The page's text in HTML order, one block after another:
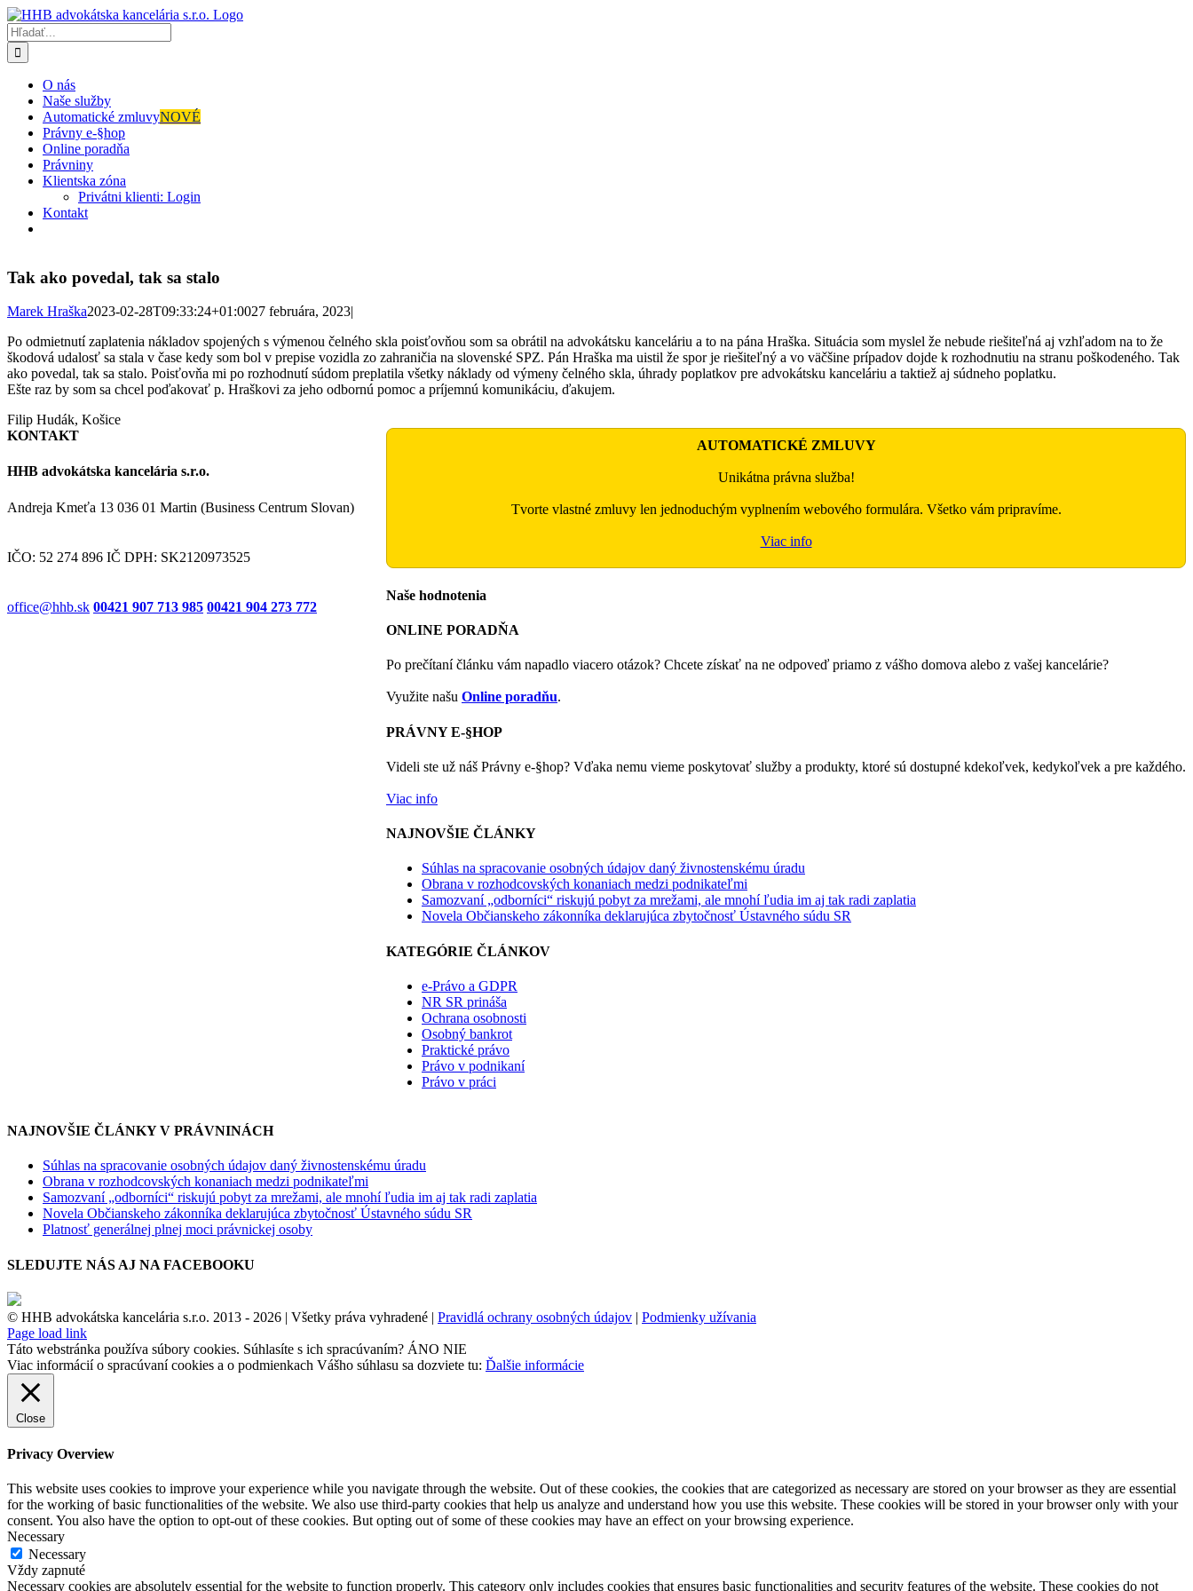
Skip
to
content
Hľadať:
O nás
Naše služby
Automatické zmluvyNOVÉ
Právny e-§hop
Online poradňa
Právniny
Klientska zóna
Privátni klienti: Login
Kontakt
Tak ako povedal, tak sa stalo
Marek Hraška2023-02-28T09:33:24+01:0027 februára, 2023|
Po odmietnutí zaplatenia nákladov spojených s výmenou čelného skla poisťovňou som sa obrátil na advokátsku kanceláriu a to na pána Hraška. Situácia som myslel že nebude riešiteľná aj vzhľadom na to že
škodová udalosť sa stala v čase kedy som bol v prepise vozidla zo zahraničia na slovenské SPZ. Pán Hraška ma uistil že spor je riešiteľný a vo väčšine prípadov dojde k rozhodnutiu na stranu poškodeného. Tak
ako povedal, tak sa stalo. Poisťovňa mi po rozhodnutí súdom preplatila všetky náklady od výmeny čelného skla, úhrady poplatkov pre advokátsku kanceláriu a taktiež aj súdneho poplatku.
Ešte raz by som sa chcel poďakovať p. Hraškovi za jeho odbornú pomoc a príjemnú komunikáciu, ďakujem.
Filip Hudák, Košice
AUTOMATICKÉ ZMLUVY
Unikátna právna služba!
Tvorte vlastné zmluvy len jednoduchým vyplnením webového formulára. Všetko vám pripravíme.
Viac info
Naše hodnotenia
ONLINE PORADŇA
Po prečítaní článku vám napadlo viacero otázok? Chcete získať na ne odpoveď priamo z vášho domova alebo z vašej kancelárie?
Využite našu Online poradňu.
PRÁVNY E-§HOP
Videli ste už náš Právny e-§hop? Vďaka nemu vieme poskytovať služby a produkty, ktoré sú dostupné kdekoľvek, kedykoľvek a pre každého.
Viac info
NAJNOVŠIE ČLÁNKY
Súhlas na spracovanie osobných údajov daný živnostenskému úradu
Obrana v rozhodcovských konaniach medzi podnikateľmi
Samozvaní „odborníci“ riskujú pobyt za mrežami, ale mnohí ľudia im aj tak radi zaplatia
Novela Občianskeho zákonníka deklarujúca zbytočnosť Ústavného súdu SR
KATEGÓRIE ČLÁNKOV
e-Právo a GDPR
NR SR prináša
Ochrana osobnosti
Osobný bankrot
Praktické právo
Právo v podnikaní
Právo v práci
KONTAKT
HHB advokátska kancelária s.r.o.
Andreja Kmeťa 13 036 01 Martin (Business Centrum Slovan)
IČO: 52 274 896 IČ DPH: SK2120973525
office@hhb.sk 00421 907 713 985 00421 904 273 772
NAJNOVŠIE ČLÁNKY V PRÁVNINÁCH
Súhlas na spracovanie osobných údajov daný živnostenskému úradu
Obrana v rozhodcovských konaniach medzi podnikateľmi
Samozvaní „odborníci“ riskujú pobyt za mrežami, ale mnohí ľudia im aj tak radi zaplatia
Novela Občianskeho zákonníka deklarujúca zbytočnosť Ústavného súdu SR
Platnosť generálnej plnej moci právnickej osoby
SLEDUJTE NÁS AJ NA FACEBOOKU
© HHB advokátska kancelária s.r.o. 2013 - 2026 | Všetky práva vyhradené | Pravidlá ochrany osobných údajov | Podmienky užívania
Facebook
Page load link
Táto webstránka používa súbory cookies. Súhlasíte s ich spracúvaním? ÁNO NIE
Viac informácií o spracúvaní cookies a o podmienkach Vášho súhlasu sa dozviete tu: Ďalšie informácie
Close
Privacy Overview
This website uses cookies to improve your experience while you navigate through the website. Out of these cookies, the cookies that are categorized as necessary are stored on your browser as they are essential
for the working of basic functionalities of the website. We also use third-party cookies that help us analyze and understand how you use this website. These cookies will be stored in your browser only with your
consent. You also have the option to opt-out of these cookies. But opting out of some of these cookies may have an effect on your browsing experience.
Necessary
Necessary
Vždy zapnuté
Necessary cookies are absolutely essential for the website to function properly. This category only includes cookies that ensures basic functionalities and security features of the website. These cookies do not